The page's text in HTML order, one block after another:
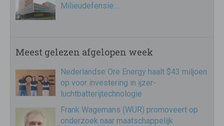
Milieudefensie:…
Meest gelezen afgelopen week
Nederlandse Ore Energy haalt $43 miljoen
op voor investering in ijzer-
luchtbatterijtechnologie
Frank Wagemans (WUR) promoveert op
onderzoek naar maatschappelijk